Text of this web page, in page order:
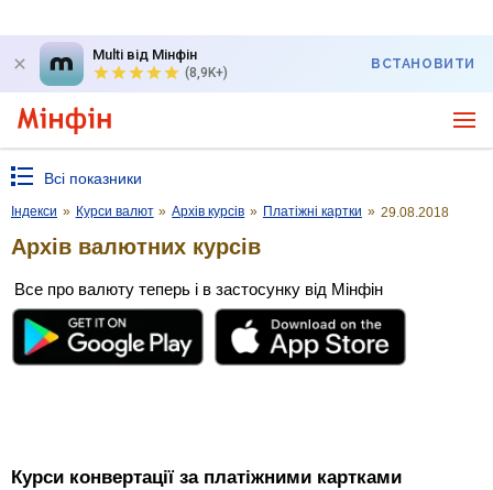
Multi від Мінфін
(8,9K+)
ВСТАНОВИТИ
Всі показники
Індекси » Курси валют » Архів курсів » Платіжні картки » 29.08.2018
Архів валютних курсів
Все про валюту теперь і в застосунку від Мінфін
Курси конвертації за платіжними картками